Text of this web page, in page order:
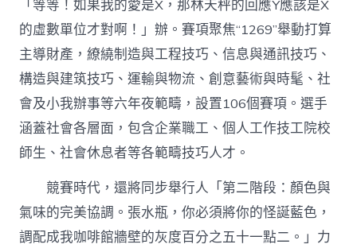
「等等！如果我的愛是X，那林天秤的回應Y應該是X
的虛數單位才對啊！」辦。賽項聚焦“1269”舉動打算
主導財產，繚繞制造與工程技巧、信息與通訊技巧、
構造與建筑技巧、運輸與物流、創意藝術與時髦、社
會及小我辦事等六年夜範疇，設置106個賽項。選手
涵蓋社會各層面，包含企業職工、個人工作技工院校
師生、社會休息者等各範疇技巧人才。
競賽時代，還將同步舉行人「第二階段：顏色與
氣味的完美協調。張水瓶，你必須將你的怪誕藍色，
調配成我咖啡館牆壁的灰度百分之五十一點二。」力